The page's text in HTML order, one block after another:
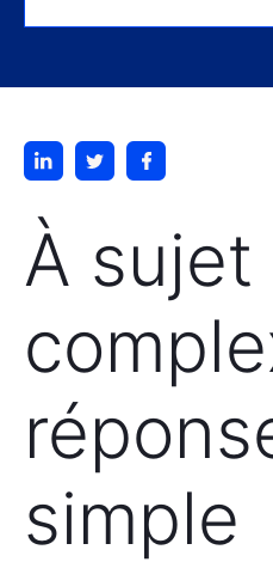
À sujet
simple